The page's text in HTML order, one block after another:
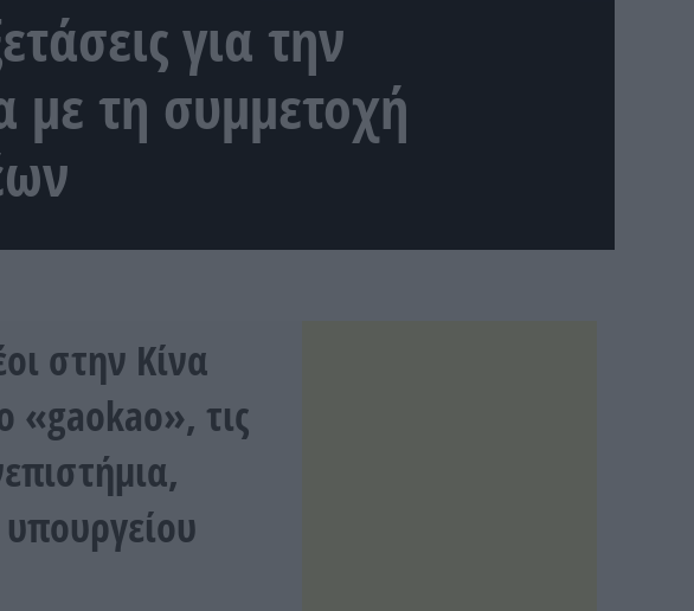
για την
με τη συμμετοχή
στην Κίνα
«gaokao», τις